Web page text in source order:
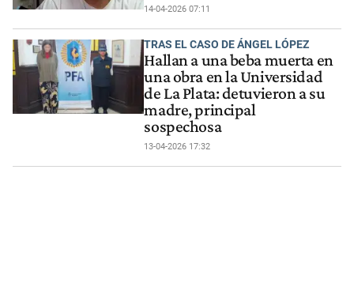
14-04-2026 07:11
TRAS EL CASO DE ÁNGEL LÓPEZ
Hallan a una beba muerta en
una obra en la Universidad
de La Plata: detuvieron a su
madre, principal
sospechosa
13-04-2026 17:32